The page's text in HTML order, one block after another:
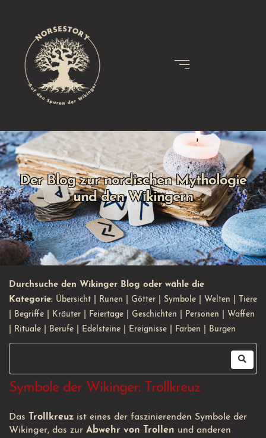
Der Blog zur nordischen Mythologie
und den Wikingern
Durchsuche den Wikinger Blog oder wähle die
Kategorie: Übersicht Runen Götter Symbole Welten
Tiere
Begriffe Kräuter Feiertage Geschichten Personen
Waffen
Rituale Berufe Edelsteine Ereignisse Farben Burgen
Symbole der Wikinger: Trollkreuz
Das Trollkreuz ist eines der faszinierenden Symbole der
Wikinger, das zur Abwehr von Trollen und anderen